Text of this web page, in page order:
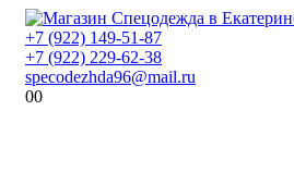
+7 (922) 149-51-87
+7 (922) 229-62-38
specodezhda96@mail.ru
00